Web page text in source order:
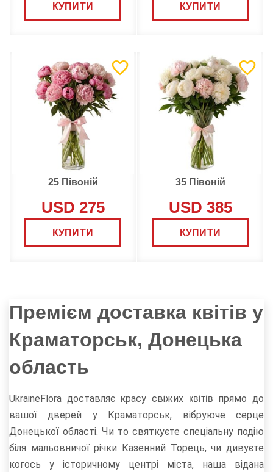
КУПИТИ КУПИТИ
25 Півоній
USD 275
КУПИТИ
35 Півоній
USD 385
КУПИТИ
Премієм доставка квітів у
Краматорськ, Донецька
область
UkraineFlora доставляє красу свіжих квітів прямо до
вашої дверей у Краматорськ, вібруюче серце
Донецької області. Чи то святкуєте спеціальну подію
біля мальовничої річки Казенний Торець, чи дивуєте
когось у історичному центрі міста, наша відана